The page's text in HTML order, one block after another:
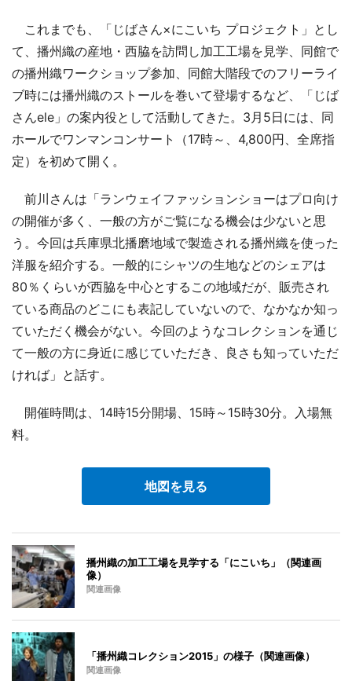
これまでも、「じばさん×にこいち プロジェクト」とし
て、播州織の産地・西脇を訪問し加工工場を見学、同館で
の播州織ワークショップ参加、同館大階段でのフリーライ
ブ時には播州織のストールを巻いて登場するなど、「じば
さんele」の案内役として活動してきた。3月5日には、同
ホールでワンマンコンサート（17時～、4,800円、全席指
定）を初めて開く。
前川さんは「ランウェイファッションショーはプロ向け
の開催が多く、一般の方がご覧になる機会は少ないと思
う。今回は兵庫県北播磨地域で製造される播州織を使った
洋服を紹介する。一般的にシャツの生地などのシェアは
80％くらいが西脇を中心とするこの地域だが、販売され
ている商品のどこにも表記していないので、なかなか知っ
ていただく機会がない。今回のようなコレクションを通じ
て一般の方に身近に感じていただき、良さも知っていただ
ければ」と話す。
開催時間は、14時15分開場、15時～15時30分。入場無
料。
地図を見る
播州織の加工工場を見学する「にこいち」（関連画
像）
関連画像
「播州織コレクション2015」の様子（関連画像）
関連画像